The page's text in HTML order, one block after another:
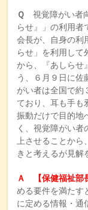
Ｑ視覚障がい者
らせ』」の利用者
会長が、自身の利
らせ」を利用して
から、『あしらせ
う、６月９日に佐
がい者は全国で約
ており、耳も手も
振動だけで目的地
く、視覚障がい者
上させることか
きと考えるが見解
Ａ 【保健福祉部
める要件を満たす
に定める情報・通